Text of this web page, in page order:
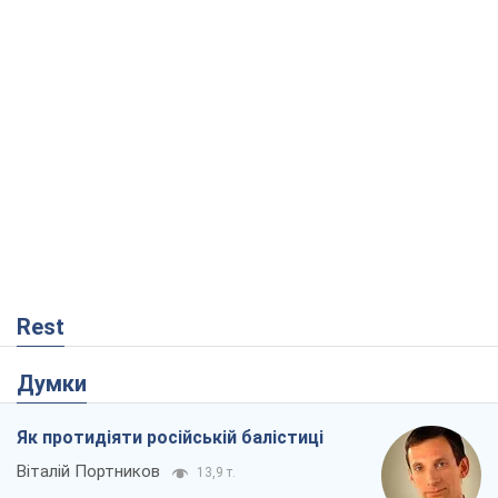
Rest
Думки
Як протидіяти російській балістиці
Віталій Портников 13,9 т.